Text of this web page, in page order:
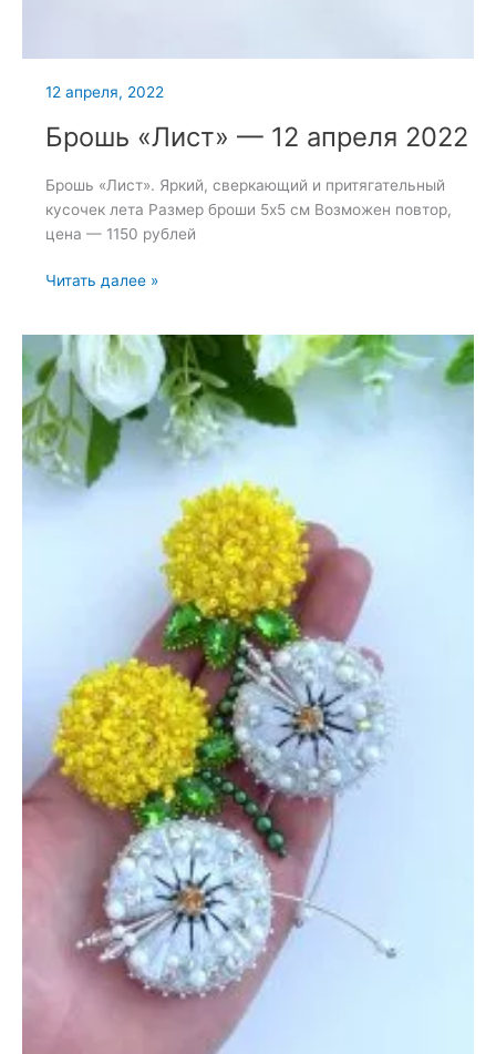
12 апреля, 2022
Брошь «Лист» — 12 апреля 2022
Брошь «Лист». Яркий, сверкающий и притягательный
кусочек лета Размер броши 5х5 см Возможен повтор,
цена — 1150 рублей
Брошь
12
апреля
2022
Читать далее »